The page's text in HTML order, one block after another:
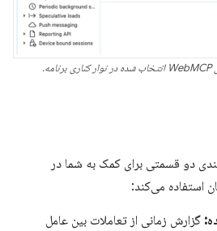
دو قسمتی برای کمک به شما در
استفاده می‌کند:
گزارش زمانی از تعاملات بین عامل